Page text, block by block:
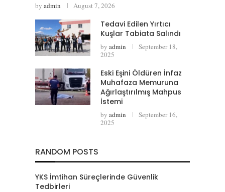
by admin August 7, 2026
Tedavi Edilen Yırtıcı
Kuşlar Tabiata Salındı
by admin
September 18,
2025
Eski Eşini Öldüren İnfaz
Muhafaza Memuruna
Ağırlaştırılmış Mahpus
İstemi
by admin
September 16,
2025
RANDOM POSTS
YKS İmtihan Süreçlerinde Güvenlik
Tedbirleri